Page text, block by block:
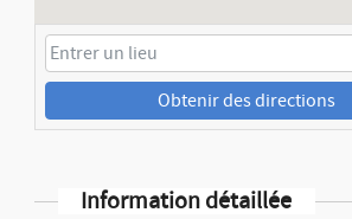
Obtenir des directions
Information détaillée